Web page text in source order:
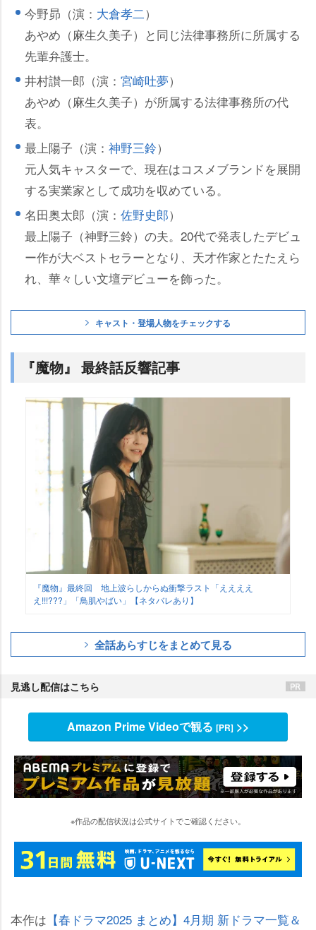
今野昴（演： 大倉孝二）
あやめ（麻生久美子）と同じ法律事務所に所属する
先輩弁護士。
井村讃一郎（演： 宮崎吐夢）
あやめ（麻生久美子）が所属する法律事務所の代
表。
最上陽子（演： 神野三鈴）
元人気キャスターで、現在はコスメブランドを展開
する実業家として成功を収めている。
名田奥太郎（演： 佐野史郎）
最上陽子（神野三鈴）の夫。20代で発表したデビュ
ー作が大ベストセラーとなり、天才作家とたたえら
れ、華々しい文壇デビューを飾った。
キャスト・登場人物をチェックする
『魔物』 最終話反響記事
『魔物』最終回 地上波らしからぬ衝撃ラスト「ええええ
え!!!???」「鳥肌やばい」【ネタバレあり】
全話あらすじをまとめて見る
見逃し配信はこちら
Amazon Prime Videoで観る [PR] >>
※作品の配信状況は公式サイトでご確認ください。
本作は 【春ドラマ2025 まとめ】4月期 新ドラマ一覧＆